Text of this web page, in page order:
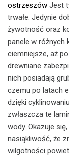
ostrzeszów Jest
trwałe. Jedynie
żywotność oraz
panele w różnych
ciemniejsze, aż
drewniane
nich posiadają
czemu po latach
dzięki
zwłaszcza te
wody. Okazuje
nasiąkliwość, że
wilgotności